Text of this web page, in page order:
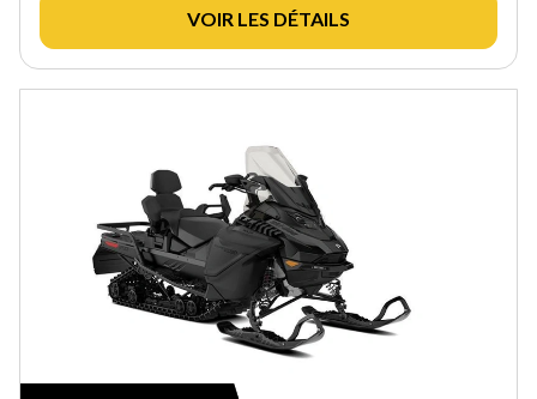
VOIR LES DÉTAILS